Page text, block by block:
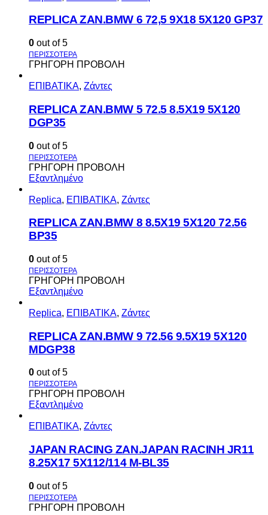
REPLICA ZAN.BMW 6 72,5 9X18 5X120 GP37
0 out of 5
ΓΡΗΓΟΡΗ ΠΡΟΒΟΛΗ
ΕΠΙΒΑΤΙΚΑ, Ζάντες
REPLICA ZAN.BMW 5 72.5 8.5X19 5X120
DGP35
0 out of 5
ΓΡΗΓΟΡΗ ΠΡΟΒΟΛΗ
Εξαντλημένο
Replica, ΕΠΙΒΑΤΙΚΑ, Ζάντες
REPLICA ZAN.BMW 8 8.5X19 5X120 72.56
BP35
0 out of 5
ΓΡΗΓΟΡΗ ΠΡΟΒΟΛΗ
Εξαντλημένο
Replica, ΕΠΙΒΑΤΙΚΑ, Ζάντες
REPLICA ZAN.BMW 9 72.56 9.5X19 5X120
MDGP38
0 out of 5
ΓΡΗΓΟΡΗ ΠΡΟΒΟΛΗ
Εξαντλημένο
ΕΠΙΒΑΤΙΚΑ, Ζάντες
JAPAN RACING ZAN.JAPAN RACINH JR11
8.25X17 5X112/114 M-BL35
0 out of 5
ΓΡΗΓΟΡΗ ΠΡΟΒΟΛΗ